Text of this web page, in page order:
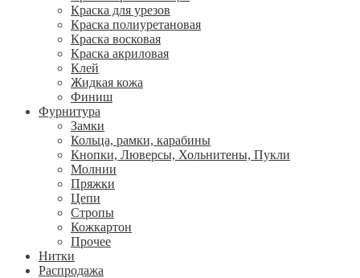
Краска для урезов
Краска полиуретановая
Краска восковая
Краска акриловая
Клей
Жидкая кожа
Финиш
Фурнитура
Замки
Кольца, рамки, карабины
Кнопки, Люверсы, Хольнитены, Пукли
Молнии
Пряжки
Цепи
Стропы
Кожкартон
Прочее
Нитки
Распродажа